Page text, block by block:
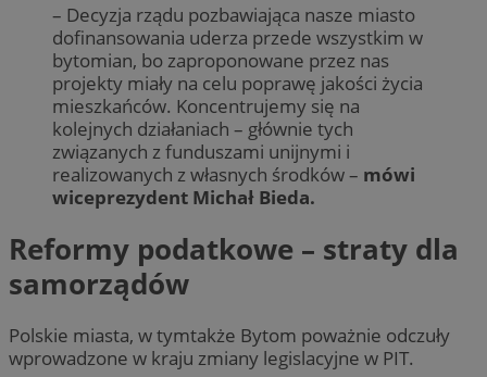
– Decyzja rządu pozbawiająca nasze miasto
dofinansowania uderza przede wszystkim w
bytomian, bo zaproponowane przez nas
projekty miały na celu poprawę jakości życia
mieszkańców. Koncentrujemy się na
kolejnych działaniach – głównie tych
związanych z funduszami unijnymi i
realizowanych z własnych środków – mówi
wiceprezydent Michał Bieda.
Reformy podatkowe – straty dla
samorządów
Polskie miasta, w tymtakże Bytom poważnie odczuły
wprowadzone w kraju zmiany legislacyjne w PIT.